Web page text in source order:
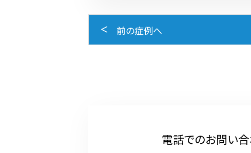
前の症例へ
電話でのお問い